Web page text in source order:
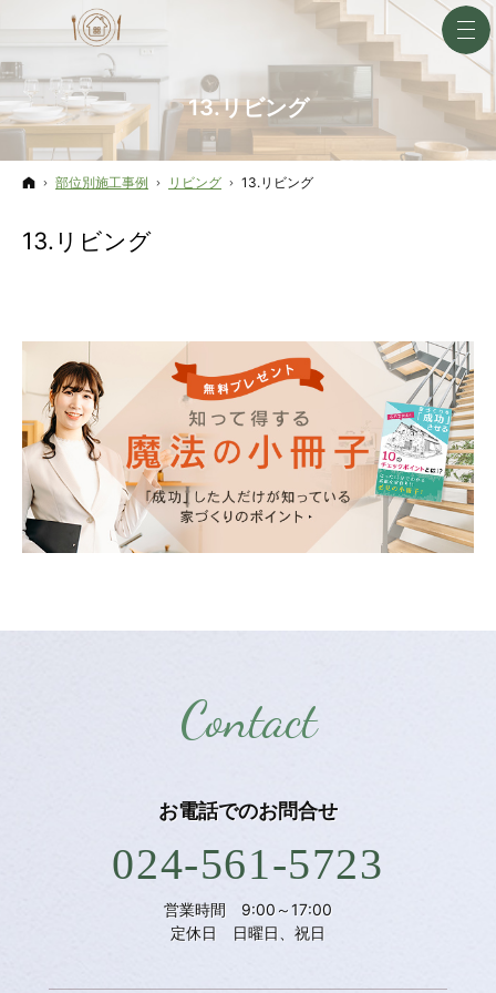
13.リビング
ホーム
部位別施工事例 リビング 13.リビング
13.リビング
Contact
お電話でのお問合せ
024-561-5723
営業時間 9:00～17:00
定休日 日曜日、祝日